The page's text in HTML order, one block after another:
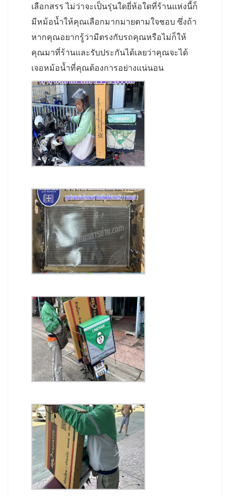
เลือกสรร ไม่ว่าจะเป็นรุ่นใดยี่ห้อใดที่ร้านแห่งนี้ก็
มีหม้อน้ำให้คุณเลือกมากมายตามใจชอบ ซึ่งถ้า
หากคุณอยากรู้ว่ามีตรงกับรถคุณหรือไม่ก็ให้
คุณมาที่ร้านและรับประกันได้เลยว่าคุณจะได้
เจอหม้อน้ำที่คุณต้องการอย่างแน่นอน